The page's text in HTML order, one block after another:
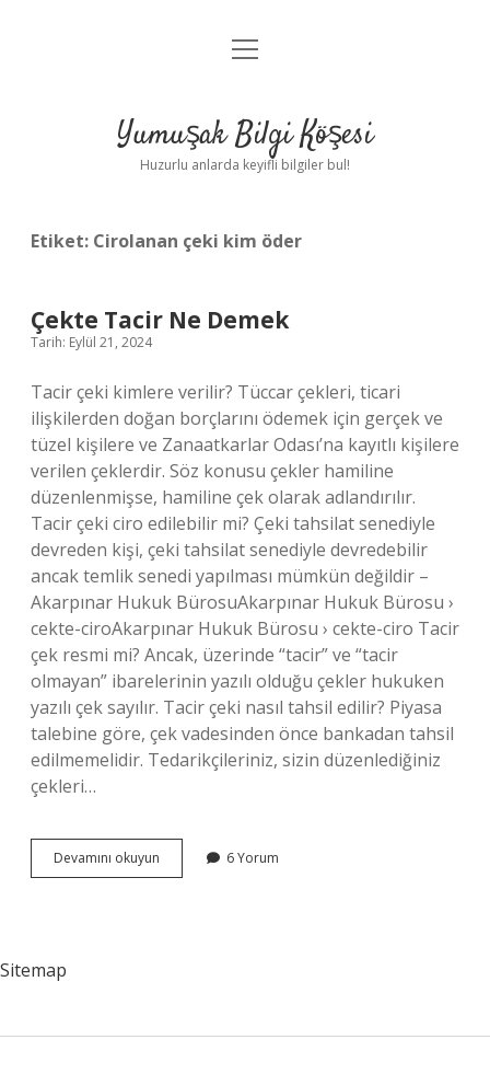
Anasayfa
Yasal Uyarı
menüyü
Yumuşak Bilgi Köşesi
Huzurlu anlarda keyifli bilgiler bul!
Etiket: Cirolanan çeki kim öder
Çekte Tacir Ne Demek
Tarih: Eylül 21, 2024
Tacir çeki kimlere verilir? Tüccar çekleri, ticari
ilişkilerden doğan borçlarını ödemek için gerçek ve
tüzel kişilere ve Zanaatkarlar Odası’na kayıtlı kişilere
verilen çeklerdir. Söz konusu çekler hamiline
düzenlenmişse, hamiline çek olarak adlandırılır.
Tacir çeki ciro edilebilir mi? Çeki tahsilat senediyle
devreden kişi, çeki tahsilat senediyle devredebilir
ancak temlik senedi yapılması mümkün değildir –
Akarpınar Hukuk BürosuAkarpınar Hukuk Bürosu ›
cekte-ciroAkarpınar Hukuk Bürosu › cekte-ciro Tacir
çek resmi mi? Ancak, üzerinde “tacir” ve “tacir
olmayan” ibarelerinin yazılı olduğu çekler hukuken
yazılı çek sayılır. Tacir çeki nasıl tahsil edilir? Piyasa
talebine göre, çek vadesinden önce bankadan tahsil
edilmemelidir. Tedarikçileriniz, sizin düzenlediğiniz
çekleri…
Devamını okuyun
Tacir
6 Yorum
Sitemap